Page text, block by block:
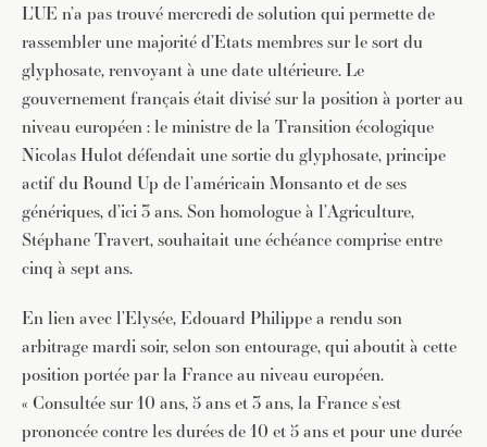
L’UE n’a pas trouvé mercredi de solution qui permette de
rassembler une majorité d’Etats membres sur le sort du
glyphosate, renvoyant à une date ultérieure. Le
gouvernement français était divisé sur la position à porter au
niveau européen : le ministre de la Transition écologique
Nicolas Hulot défendait une sortie du glyphosate, principe
actif du Round Up de l’américain Monsanto et de ses
génériques, d’ici 3 ans. Son homologue à l’Agriculture,
Stéphane Travert, souhaitait une échéance comprise entre
cinq à sept ans.
En lien avec l’Elysée, Edouard Philippe a rendu son
arbitrage mardi soir, selon son entourage, qui aboutit à cette
position portée par la France au niveau européen.
« Consultée sur 10 ans, 5 ans et 3 ans, la France s’est
prononcée contre les durées de 10 et 5 ans et pour une durée